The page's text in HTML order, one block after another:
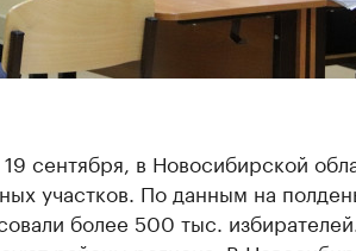
сентября, в Новосибирской
участков. По данным на
более 500 тыс.